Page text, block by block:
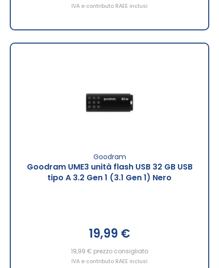
IVA e contributo RAEE inclusi
Goodram
Goodram UME3 unità flash USB 32 GB USB
tipo A 3.2 Gen 1 (3.1 Gen 1) Nero
19,99 €
19,99 € prezzo consigliato
IVA e contributo RAEE inclusi